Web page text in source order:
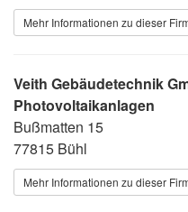
Mehr Informationen zu dieser
Veith Gebäudetechnik
Photovoltaikanlagen
Bußmatten 15
77815 Bühl
Mehr Informationen zu dieser